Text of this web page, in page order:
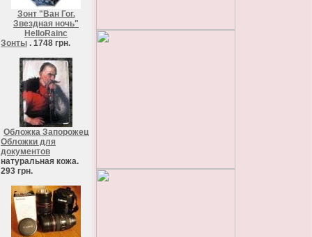
Зонт "Ван Гог.
Звездная ночь"
HelloRainc
Зонты . 1748 грн.
Обложка Запорожец
Обложки для
документов
натуральная кожа.
293 грн.